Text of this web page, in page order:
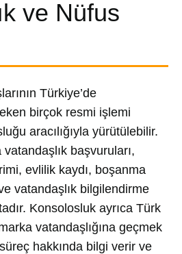
ve Nüfus
Türkiye’de
birçok resmi işlemi
aracılığıyla yürütülebilir.
başvuruları,
evlilik kaydı, boşanma
vatandaşlık bilgilendirme
Konsolosluk ayrıca Türk
vatandaşlığına geçmek
hakkında bilgi verir ve